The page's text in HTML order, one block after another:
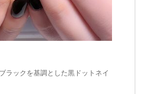
ラックを基調とした黒ドットネイ